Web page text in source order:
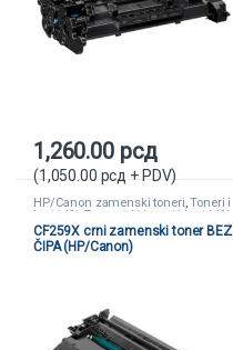
1,260.00 рсд
(1,050.00 рсд + PDV)
HP/Canon zamenski toneri,Toneri i
kertridži Zamenski toneri i kertridži
CF259X crni zamenski toner BEZ
ČIPA (HP/Canon)